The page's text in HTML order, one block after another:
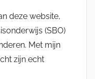
deze website,
(SBO)
Met mijn
zijn echt